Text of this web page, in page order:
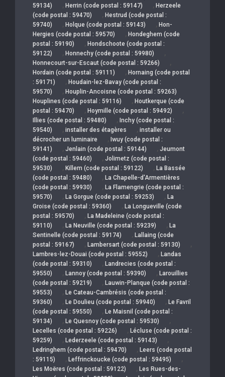
59134)
, Herrin (code postal : 59147) , Herzeele
(code postal : 59470)
, Hestrud (code postal :
59740)
, Holque (code postal : 59143) , Hon-
Hergies (code postal : 59570)
, Hondeghem (code
postal : 59190)
, Hondschoote (code postal :
59122)
, Honnechy (code postal : 59980) ,
Honnecourt-sur-Escaut (code postal : 59266) ,
Hordain (code postal : 59111) , Hornaing (code postal
: 59171)
, Houdain-lez-Bavay (code postal :
59570)
, Houplin-Ancoisne (code postal : 59263)
Houplines (code postal : 59116)
, Houtkerque (code
postal : 59470)
, Hoymille (code postal : 59492) ,
Illies (code postal : 59480) , Inchy (code postal :
59540)
, installer des étagères , installer ou
décrocher un luminaire
, Iwuy (code postal :
59141)
, Jenlain (code postal : 59144) , Jeumont
(code postal : 59460)
, Jolimetz (code postal :
59530)
, Killem (code postal : 59122) , La Bassée
(code postal : 59480)
, La Chapelle-d'Armentières
(code postal : 59930)
, La Flamengrie (code postal :
59570)
, La Gorgue (code postal : 59253) , La
Groise (code postal : 59360)
, La Longueville (code
postal : 59570)
, La Madeleine (code postal :
59110)
, La Neuville (code postal : 59239) , La
Sentinelle (code postal : 59174)
, Lallaing (code
postal : 59167)
, Lambersart (code postal : 59130) ,
Lambres-lez-Douai (code postal : 59552) , Landas
(code postal : 59310)
, Landrecies (code postal :
59550)
, Lannoy (code postal : 59390) , Larouillies
(code postal : 59219)
, Lauwin-Planque (code postal :
59553)
, Le Cateau-Cambrésis (code postal :
59360)
, Le Doulieu (code postal : 59940) , Le Favril
(code postal : 59550)
, Le Maisnil (code postal :
59134)
, Le Quesnoy (code postal : 59530) ,
Lecelles (code postal : 59226) , Lécluse (code postal :
59259)
, Lederzeele (code postal : 59143) ,
Ledringhem (code postal : 59470) , Leers (code postal
: 59115)
, Leffrinckoucke (code postal : 59495) ,
Les Moëres (code postal : 59122) , Les Rues-des-